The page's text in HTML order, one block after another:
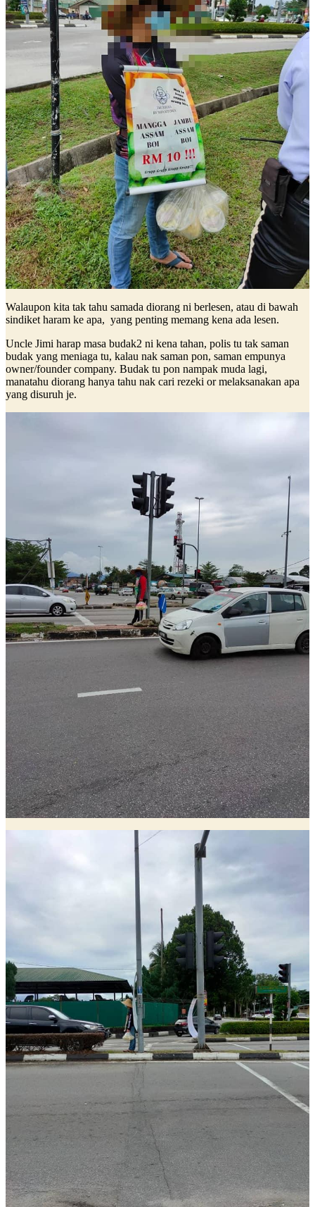
Walaupon kita tak tahu samada diorang ni berlesen, atau di bawah
sindiket haram ke apa, yang penting memang kena ada lesen.
Uncle Jimi harap masa budak2 ni kena tahan, polis tu tak saman
budak yang meniaga tu, kalau nak saman pon, saman empunya
owner/founder company. Budak tu pon nampak muda lagi,
manatahu diorang hanya tahu nak cari rezeki or melaksanakan apa
yang disuruh je.